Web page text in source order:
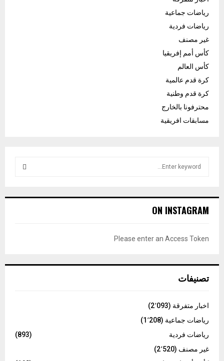
رياضات جماعية
رياضات فردية
غير مصنف
كأس أمم إفريقيا
كأس العالم
كرة قدم عالمية
كرة قدم وطنية
محترفونا بالخارج
مسابقات افريقية
h
C
ON INSTAGRAM
Please enter an Access Token
تصنيفات
اخبار متفرقة (2٬093)
رياضات جماعية (1٬208)
رياضات فردية
(893)
غير مصنف (2٬520)